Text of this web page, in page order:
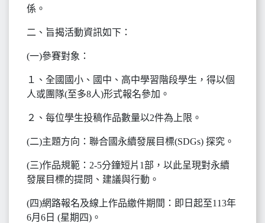
係。
二、旨揭活動資訊如下：
(一)參賽對象：
１、全國國小、國中、高中學習階段學生，得以個
人或團隊(至多8人)形式報名參加。
２、每位學生投稿作品數量以2件為上限。
(二)主題方向：聯合國永續發展目標(SDGs) 探究。
(三)作品規範：2-5分鐘短片1部，以此呈現對永續
發展目標的提問、建議與行動。
(四)網路報名及線上作品繳件期間：即日起至113年
6月6日 (星期四)。